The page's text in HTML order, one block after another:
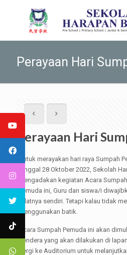
Perayaan Hari
Perayaan Hari
Untuk merayakan hari raya Sumpah
tanggal 28 Oktober 2022, Sekolah
mengadakan kegiatan Acara
Pemuda ini, Guru dan siswa/i
adatnya sendiri. Tetapi kalau tidak
menggunakan batik.
Acara Sumpah Pemuda ini akan
bendera yang akan dilakukan di
pergi ke Auditorium untuk